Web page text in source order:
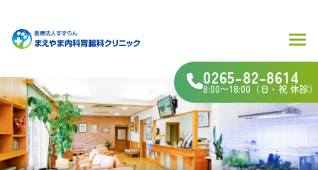
0265-82-8614
8:00〜18:00（日・祝 休診）